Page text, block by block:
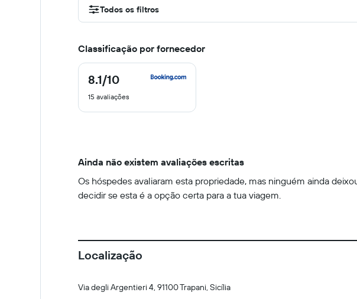
Todos os filtros
Classificação por fornecedor
8.1/10
8.1
10
15 avaliações
Ainda não existem avaliações escritas
Os hóspedes avaliaram esta propriedade, mas ninguém ainda
decidir se esta é a opção certa para a tua viagem.
Localização
Via degli Argentieri 4, 91100 Trapani, Sicília